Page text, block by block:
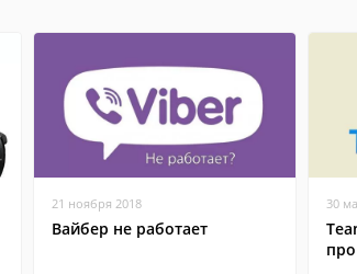
21 ноября 2018
Вайбер не работает
30